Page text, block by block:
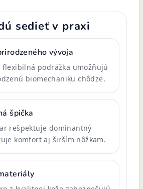
sedieť v praxi
vývoja
flexibilná podrážka umožňujú
biomechaniku chôdze.
špička
rešpektuje dominantný
komfort aj širším nôžkam.